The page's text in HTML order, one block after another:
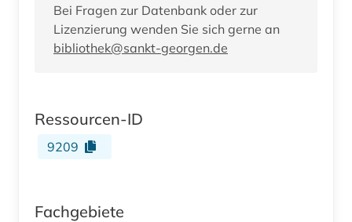
Bei Fragen zur Datenbank oder zur
Lizenzierung wenden Sie sich gerne an
bibliothek@sankt-georgen.de
Ressourcen-ID
9209
Fachgebiete